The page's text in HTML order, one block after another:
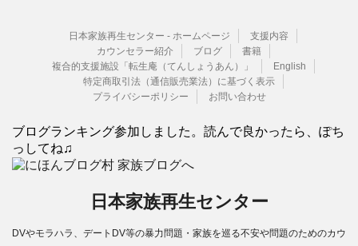
日本家族再生センター - ホームページ
支援内容
カウンセラー紹介
ブログ
書籍
複合的支援施設「転生庵（てんしょうあん）」
English
特定商取引法（通信販売業法）に基づく表示
プライバシーポリシー
お問い合わせ
ブログランキング参加しました。読んで良かったら、ぽち
っしてね♫
日本家族再生センター
DVやモラハラ、デートDV等の暴力問題・家族を巡る不安や問題のためのカウ